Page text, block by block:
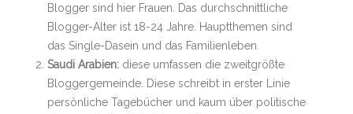
Blogger sind hier Frauen. Das durchschnittliche
Blogger-Alter ist 18-24 Jahre. Hauptthemen sind
das Single-Dasein und das Familienleben.
Saudi Arabien: diese umfassen die zweitgrößte
Bloggergemeinde. Diese schreibt in erster Linie
persönliche Tagebücher und kaum über politische